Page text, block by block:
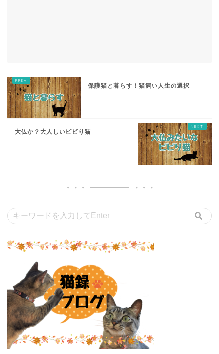
保護猫と暮らす！猫飼い人生の選択
大仏か？大人しいビビり猫